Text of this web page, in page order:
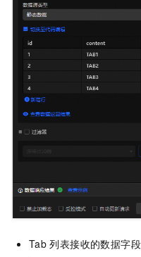
Tab 列表接收的数据字段